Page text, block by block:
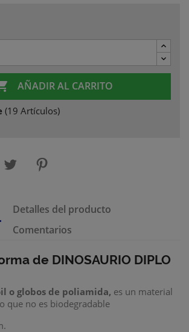
AÑADIR AL CARRITO
(19 Artículos)
Detalles del producto
Comentarios
de DINOSAURIO DIPLO
o globos de poliamida, es un material
que no es biodegradable